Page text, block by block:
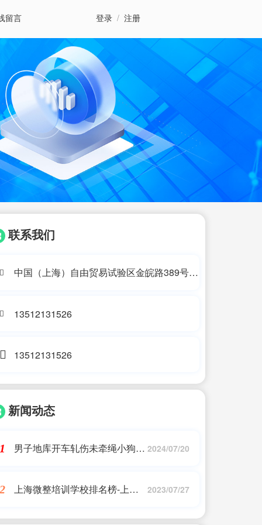
留言 登录 / 注册
联系我们
中国（上海）自由贸易试验区金皖路389号
13512131526
13512131526
新闻动态
男子地库开车轧伤未牵绳小狗，
追究刑责
2024/07/20
上海微整培训学校排名榜-上海
2023/07/27